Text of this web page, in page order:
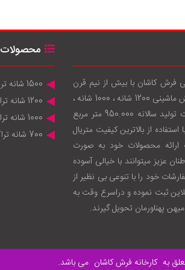
فرش کاشان با بيش از نيم قرن
تجربه در زمينه توليد انواع فرش ماشینی 1200 شانه ، 1000 شانه ،
700 شانه ، 500شانه با ظرفيت توليد سالانه 950.000 متر مربع
استفاده از بالاترين کيفيت متريال
تصميم به ارائه محصولات خود به صورت
عزيز ميتوانند با خيالی آسوده
خود را با تنوعی بی نظير از
ثبت نموده و دراسرع وقت به
پهناورمان تحويل گيرند.
محصولات
1500 شانه تراکم 4500
1200 شانه تراکم 3600
1000 شانه تراکم 3000
700 شانه تراکم 2550
به کارخانه فرش کاشان می باشد.